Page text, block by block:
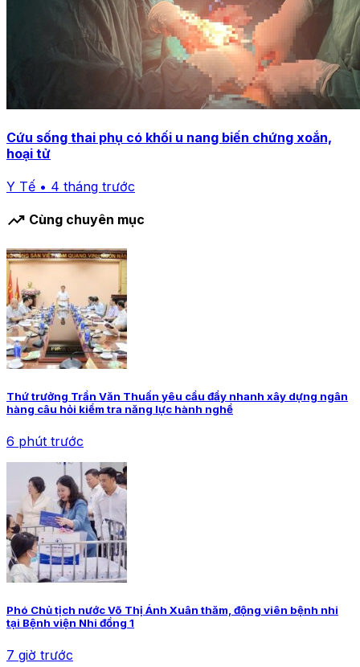
Cứu sống thai phụ có khối u nang biến chứng xoắn,
hoại tử
Y Tế • 4 tháng trước
trending_up Cùng chuyên mục
Thứ trưởng Trần Văn Thuấn yêu cầu đẩy nhanh xây dựng ngân
hàng câu hỏi kiểm tra năng lực hành nghề
6 phút trước
Phó Chủ tịch nước Võ Thị Ánh Xuân thăm, động viên bệnh nhi
tại Bệnh viện Nhi đồng 1
7 giờ trước